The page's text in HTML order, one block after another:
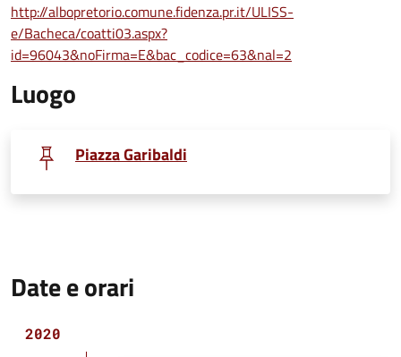
http://albopretorio.comune.fidenza.pr.it/ULISS-
e/Bacheca/coatti03.aspx?
id=96043&noFirma=E&bac_codice=63&nal=2
Luogo
Piazza Garibaldi
Date e orari
2020